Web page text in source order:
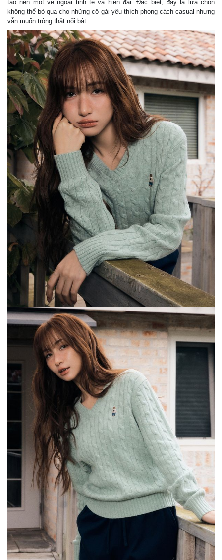
tạo nên một vẻ ngoài tinh tế và hiện đại. Đặc biệt, đây là lựa chọn
không thể bỏ qua cho những cô gái yêu thích phong cách casual nhưng
vẫn muốn trông thật nổi bật.